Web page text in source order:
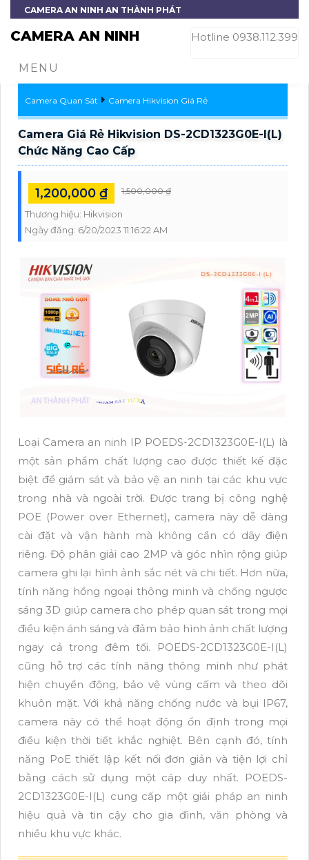
CAMERA AN NINH AN THÀNH PHÁT
CAMERA AN NINH Hotline 0938.112.399
MENU
Camera Quan Sát Camera Hikvision Giá Rẻ
Camera Giá Rẻ Hikvision DS-2CD1323G0E-I(L)
Chức Năng Cao Cấp
1,200,000 ₫ 1,500,000 ₫
Thương hiệu: Hikvision
Ngày đăng: 6/20/2023 11:16:22 AM
Loại Camera an ninh IP POEDS-2CD1323G0E-I(L) là
một sản phẩm chất lượng cao được thiết kế đặc
biệt để giám sát và bảo vệ an ninh tại các khu vực
trong nhà và ngoài trời. Được trang bị công nghệ
POE (Power over Ethernet), camera này dễ dàng
cài đặt và vận hành mà không cần có dây điện
riêng. Độ phân giải cao 2MP và góc nhìn rộng giúp
camera ghi lại hình ảnh sắc nét và chi tiết. Hơn nữa,
tính năng hồng ngoại thông minh và chống ngược
sáng 3D giúp camera cho phép quan sát trong mọi
điều kiện ánh sáng và đảm bảo hình ảnh chất lượng
ngay cả trong đêm tối. POEDS-2CD1323G0E-I(L)
cũng hỗ trợ các tính năng thông minh như phát
hiện chuyển động, bảo vệ vùng cấm và theo dõi
khuôn mặt. Với khả năng chống nước và bụi IP67,
camera này có thể hoạt động ổn định trong mọi
điều kiện thời tiết khắc nghiệt. Bên cạnh đó, tính
năng PoE thiết lập kết nối đơn giản và tiện lợi chỉ
bằng cách sử dụng một cáp duy nhất. POEDS-
2CD1323G0E-I(L) cung cấp một giải pháp an ninh
hiệu quả và tin cậy cho gia đình, văn phòng và
nhiều khu vực khác.